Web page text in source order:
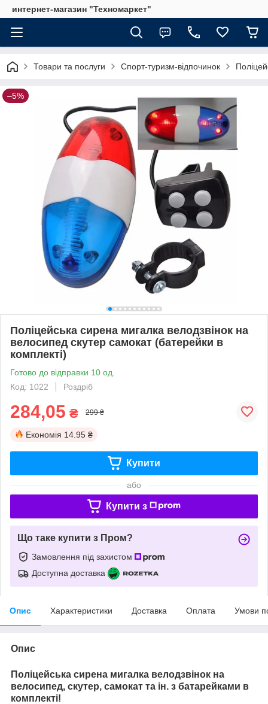
интернет-магазин "Техномаркет"
Товари та послуги Спорт-туризм-відпочинок
–5%
Поліцейська сирена мигалка велодзвінок на
велосипед скутер самокат (батерейки в
комплекті)
Готово до відправки 10 од.
Код: 1022
Роздріб
284,05 ₴ 299 ₴
Економія 14.95 ₴
Купити
або
Купити з
Що таке купити з Пром?
Замовлення під захистом
Доступна доставка
Опис Характеристики Доставка Оплата Умови
Опис
Поліцейська сирена мигалка велодзвінок на
велосипед, скутер, самокат та ін. з батарейками в
комплекті!